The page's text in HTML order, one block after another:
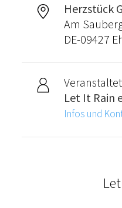
Herzstück
Am
DE-09427
Let It Rain
Infos und